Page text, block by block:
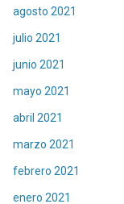
agosto 2021
julio 2021
junio 2021
mayo 2021
abril 2021
marzo 2021
febrero 2021
enero 2021